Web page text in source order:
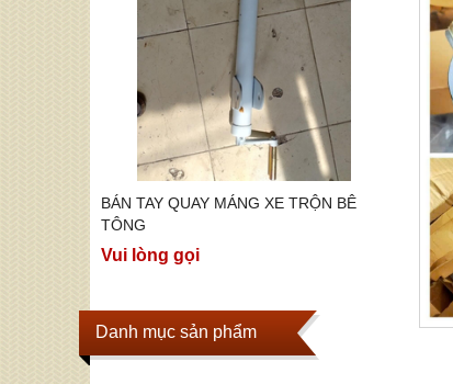
BÁN TAY QUAY MÁNG XE TRỘN BÊ
TÔNG
Vui lòng gọi
BÁN
Vui
Danh mục sản phẩm